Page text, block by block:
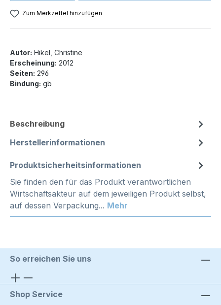
Zum Merkzettel hinzufügen
Autor: Hikel, Christine
Erscheinung: 2012
Seiten: 296
Bindung: gb
Beschreibung
Herstellerinformationen
Produktsicherheitsinformationen
Sie finden den für das Produkt verantwortlichen
Wirtschaftsakteur auf dem jeweiligen Produkt selbst,
auf dessen Verpackung... Mehr
So erreichen Sie uns
Shop Service